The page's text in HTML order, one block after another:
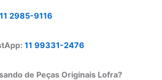
11 2985-9116
11 99331-2476
de Peças Originais Lofra?